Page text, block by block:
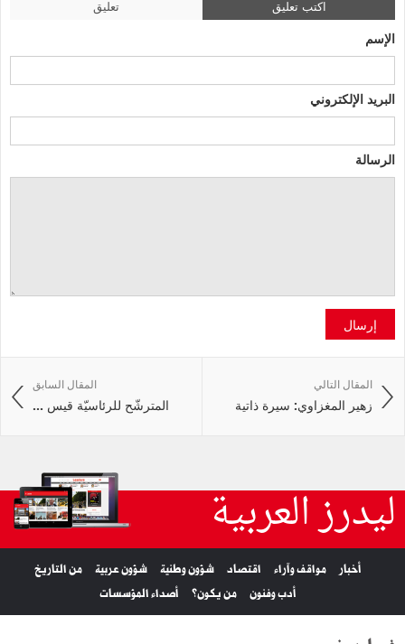
اكتب تعليق تعليق
الإسم
البريد الإلكتروني
الرسالة
إرسال
المقال السابق
المترشّح للرئاسيّة قيس ...
المقال التالي
زهير المغزاوي: سيرة ذاتية
ليدرز العربية
أخبار مواقف وآراء اقتصاد شؤون وطنية شؤون عربية
من التاريخ
أدب وفنون
من يكون؟ أصداء المؤسسات